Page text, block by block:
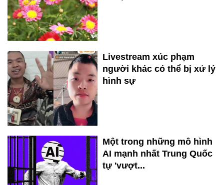
Livestream xúc phạm
người khác có thể bị xử lý
hình sự
Một trong những mô hình
AI mạnh nhất Trung Quốc
tự 'vượt...